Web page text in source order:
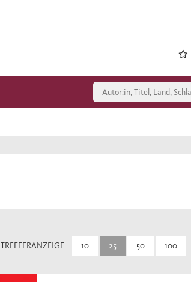
TREFFERANZEIGE 10 25 50 100